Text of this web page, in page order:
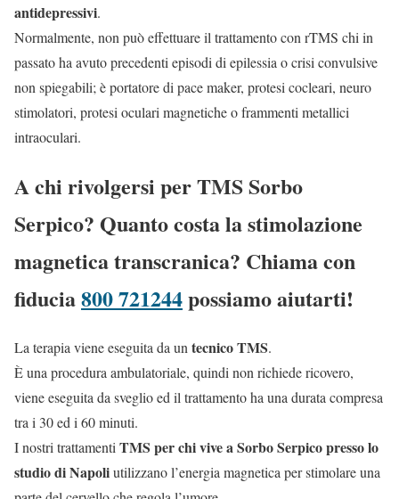
antidepressivi.
Normalmente, non può effettuare il trattamento con rTMS chi in
passato ha avuto precedenti episodi di epilessia o crisi convulsive
non spiegabili; è portatore di pace maker, protesi cocleari, neuro
stimolatori, protesi oculari magnetiche o frammenti metallici
intraoculari.
A chi rivolgersi per TMS Sorbo
Serpico? Quanto costa la stimolazione
magnetica transcranica? Chiama con
fiducia800 721244possiamo aiutarti!
La terapia viene eseguita da un tecnico TMS.
È una procedura ambulatoriale, quindi non richiede ricovero,
viene eseguita da sveglio ed il trattamento ha una durata compresa
tra i 30 ed i 60 minuti.
I nostri trattamenti TMS per chi vive a Sorbo Serpico presso lo
studio di Napoliutilizzano l’energia magnetica per stimolare una